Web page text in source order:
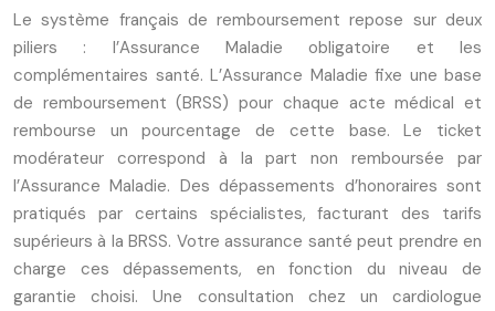
Le système français de remboursement repose sur deux
piliers : l’Assurance Maladie obligatoire et les
complémentaires santé. L’Assurance Maladie fixe une base
de remboursement (BRSS) pour chaque acte médical et
rembourse un pourcentage de cette base. Le ticket
modérateur correspond à la part non remboursée par
l’Assurance Maladie. Des dépassements d’honoraires sont
pratiqués par certains spécialistes, facturant des tarifs
supérieurs à la BRSS. Votre assurance santé peut prendre en
charge ces dépassements, en fonction du niveau de
garantie choisi. Une consultation chez un cardiologue